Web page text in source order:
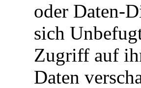
oder Daten-
sich
Zugriff auf
Daten